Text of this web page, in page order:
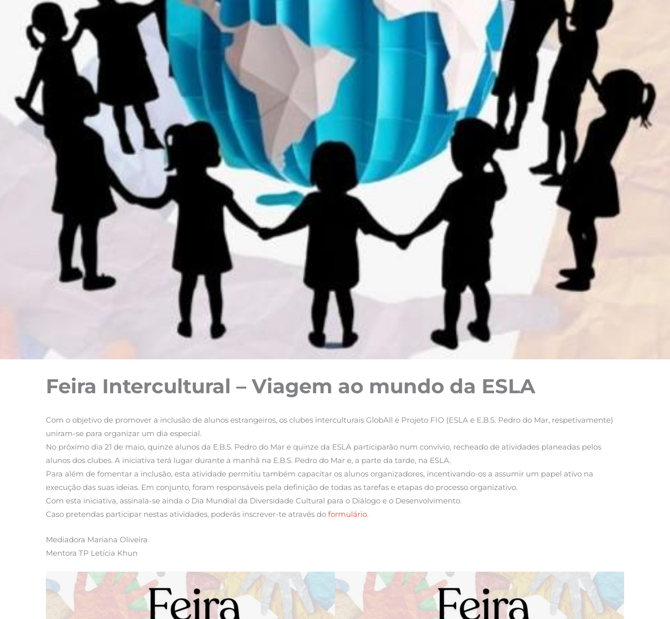
Feira Intercultural – Viagem ao mundo da ESLA
Com o objetivo de promover a inclusão de alunos estrangeiros, os clubes interculturais GlobAll e Projeto FIO (ESLA e E.B.S. Pedro do Mar, respetivamente)
uniram-se para organizar um dia especial.
No próximo dia 21 de maio, quinze alunos da E.B.S. Pedro do Mar e quinze da ESLA participarão num convívio, recheado de atividades planeadas pelos
alunos dos clubes. A iniciativa terá lugar durante a manhã na E.B.S. Pedro do Mar e, a parte da tarde, na ESLA.
Para além de fomentar a inclusão, esta atividade permitiu também capacitar os alunos organizadores, incentivando-os a assumir um papel ativo na
execução das suas ideias. Em conjunto, foram responsáveis pela definição de todas as tarefas e etapas do processo organizativo.
Com esta iniciativa, assinala-se ainda o Dia Mundial da Diversidade Cultural para o Diálogo e o Desenvolvimento.
Caso pretendas participar nestas atividades, poderás inscrever-te através do formulário.
Mediadora Mariana Oliveira
Mentora TP Letícia Khun